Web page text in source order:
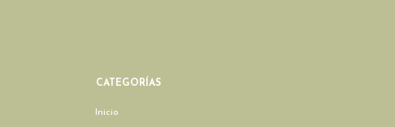
CATEGORÍAS
Inicio